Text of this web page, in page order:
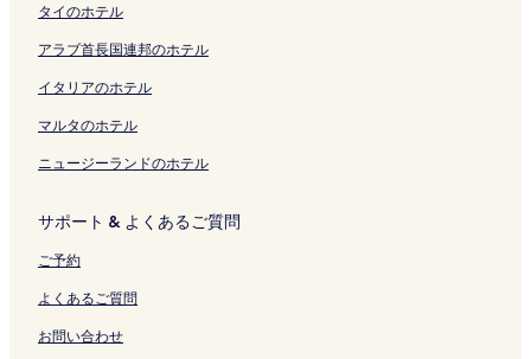
を
く
リ
ン
ク
く
ン
ク
を
く
リ
ン
ク
ー
を
開
く
リ
ク
ク
t
ペ
ー
ジ
を
く
ク
リ
ク
s
ペ
ー
ジ
を
く
ク
タイのホテル
アラブ首長国連邦のホテル
イタリアのホテル
マルタのホテル
ニュージーランドのホテル
サポート & よくあるご質問
ご予約
よくあるご質問
お問い合わせ